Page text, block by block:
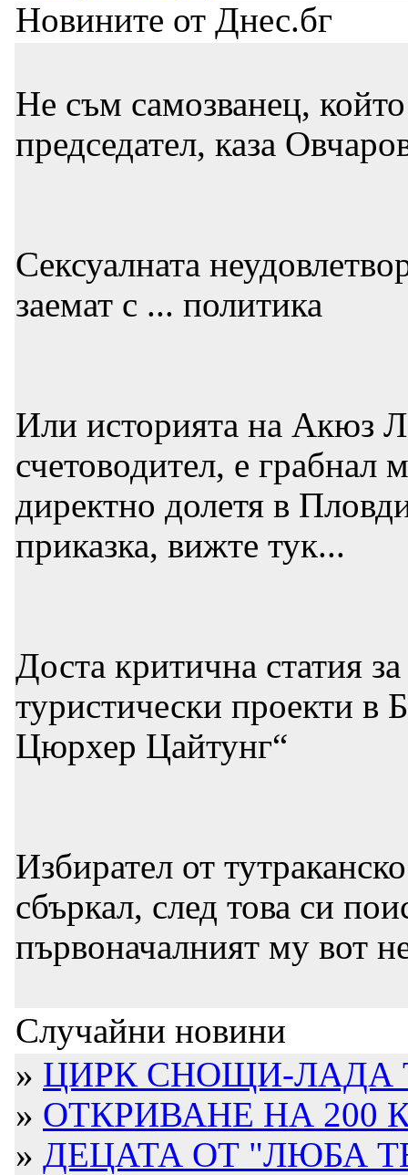
Новините от Днес.бг
Не съм самозванец,
председател, каза
Сексуалната
заемат с ... политика
Или историята на Акюз
счетоводител, е
директно долетя в
приказка, вижте тук...
Доста критична статия
туристически проекти в
Цюрхер Цайтунг“
Избирател от
сбъркал, след това си
първоначалният му вот
Случайни новини
» ЦИРК СНОЩИ-ЛАДА
» ОТКРИВАНЕ НА 200
» ДЕЦАТА ОТ "ЛЮБА